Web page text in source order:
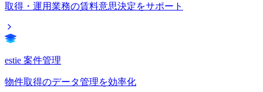
取得・運用業務の賃料意思決定をサポート
estie 案件管理
物件取得のデータ管理を効率化